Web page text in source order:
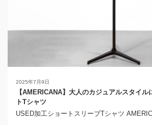
2025年7月9日
【AMERICANA】大人のカジュアルスタイル
トTシャツ
USED加工ショートスリーブTシャツ